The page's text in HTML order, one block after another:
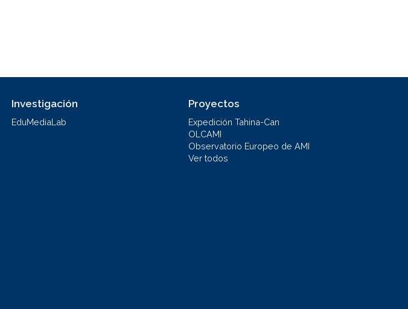
Investigación
EduMediaLab
Proyectos
Expedición Tahina-Can
OLCAMI
Observatorio Europeo de AMI
Ver todos